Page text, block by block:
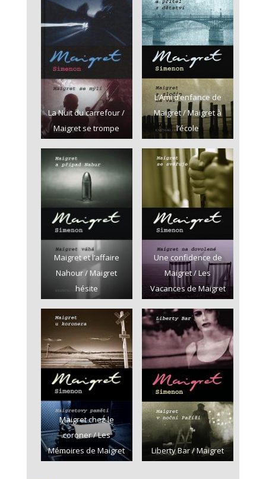
La Nuit du carrefour /
Maigret se trompe
L’Ami d’enfance de
Maigret / Maigret à
l’école
Maigret et l’affaire
Nahour / Maigret
hésite
Une confidence de
Maigret / Les
Vacances de Maigret
Maigret chez le
coroner / Les
Mémoires de Maigret
Liberty Bar / Maigret